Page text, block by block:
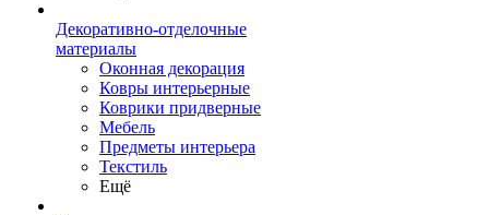
Декоративно-отделочные
материалы
Оконная декорация
Ковры интерьерные
Коврики придверные
Мебель
Предметы интерьера
Текстиль
Ещё